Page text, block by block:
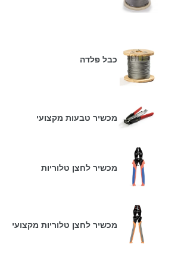
כבל פלדה
מכשיר טבעות מקצועי
מכשיר לחצן טלוריות
מכשיר לחצן טלוריות מקצועי